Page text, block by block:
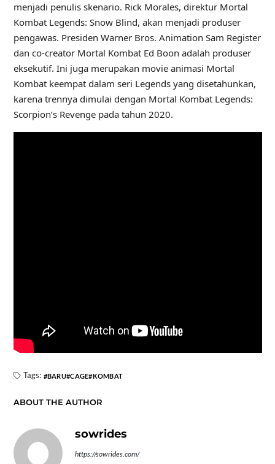
menjadi penulis skenario. Rick Morales, direktur Mortal
Kombat Legends: Snow Blind, akan menjadi produser
pengawas. Presiden Warner Bros. Animation Sam Register
dan co-creator Mortal Kombat Ed Boon adalah produser
eksekutif. Ini juga merupakan movie animasi Mortal
Kombat keempat dalam seri Legends yang disetahunkan,
karena trennya dimulai dengan Mortal Kombat Legends:
Scorpion’s Revenge pada tahun 2020.
Tags: BARU CAGE KOMBAT
ABOUT THE AUTHOR
sowrides
https://sowrides.com/